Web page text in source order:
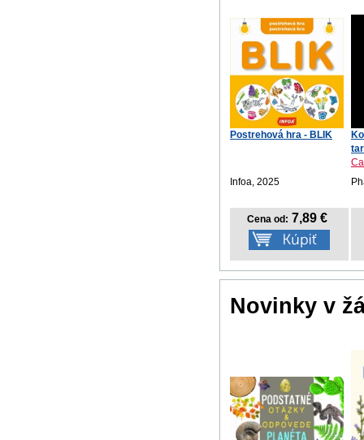
Postrehová hra - BLIK
Infoa, 2025
Cena od: 7,89 €
Novinky v